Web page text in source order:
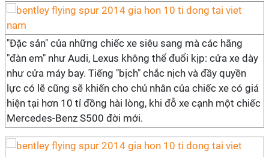
"Đặc sản" của những chiếc xe siêu sang mà các hãng
"đàn em" như Audi, Lexus không thể đuổi kịp: cửa xe dày
như cửa máy bay. Tiếng "bịch" chắc nịch và đầy quyền
lực có lẽ cũng sẽ khiến cho chủ nhân của chiếc xe có giá
hiện tại hơn 10 tỉ đồng hài lòng, khi đỗ xe cạnh một chiếc
Mercedes-Benz S500 đời mới.